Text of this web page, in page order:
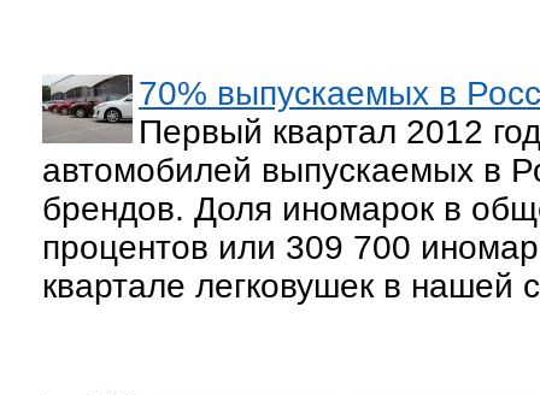
70% выпускаемых в
Первый квартал 2012
автомобилей выпускаемых в
брендов. Доля иномарок в
процентов или 309 700
квартале легковушек в нашей